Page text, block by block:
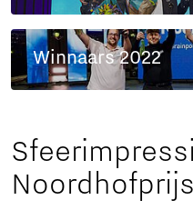
Winnaars 2022
Noordhofprijs